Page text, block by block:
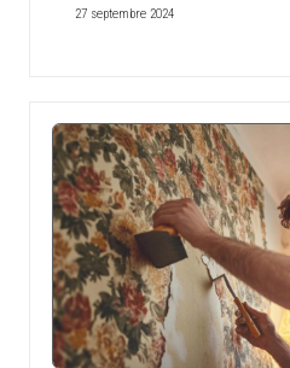
27 septembre 2024